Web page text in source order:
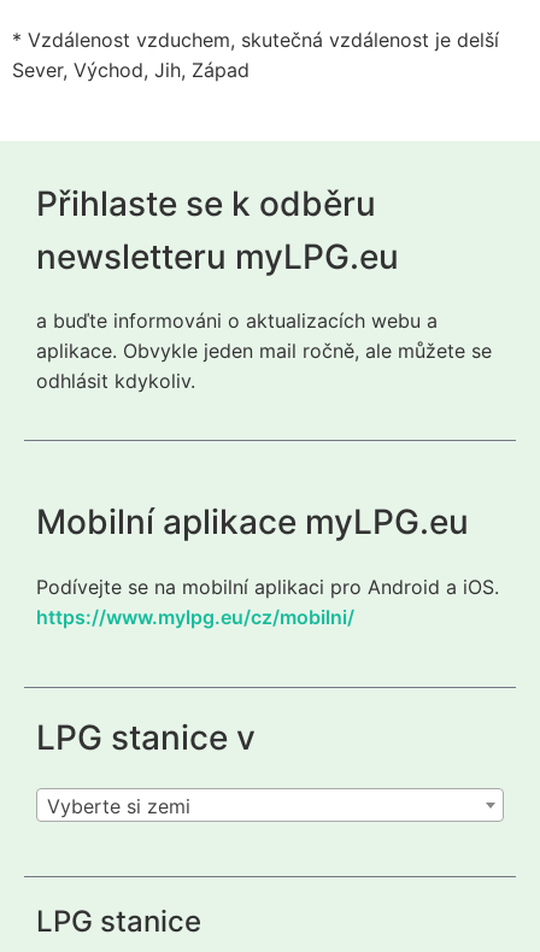
* Vzdálenost vzduchem, skutečná vzdálenost je delší
Sever, Východ, Jih, Západ
Přihlaste se k odběru
newsletteru myLPG.eu
a buďte informováni o aktualizacích webu a
aplikace. Obvykle jeden mail ročně, ale můžete se
odhlásit kdykoliv.
Mobilní aplikace myLPG.eu
Podívejte se na mobilní aplikaci pro Android a iOS.
https://www.mylpg.eu/cz/mobilni/
LPG stanice v
Vyberte si zemi
LPG stanice